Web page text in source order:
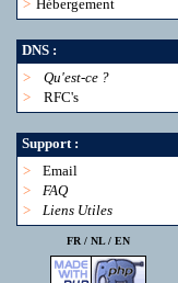
> Hébergement
DNS :
>
Qu'est-ce ?
>
RFC's
Support :
>
Email
>
FAQ
>
Liens Utiles
FR / NL/ EN